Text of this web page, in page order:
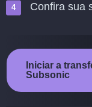
Confira sua
Iniciar a
Subsonic